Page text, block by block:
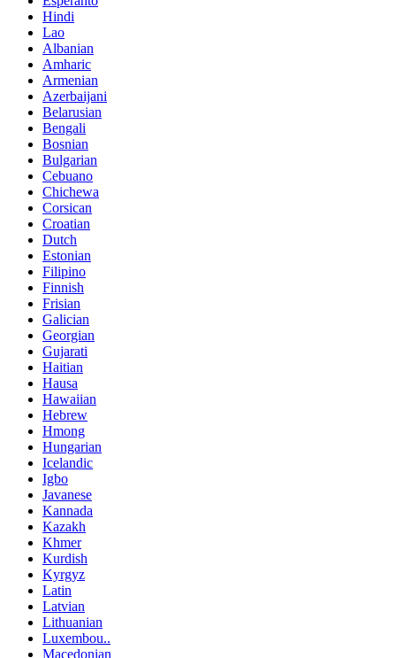
Hindi
Lao
Albanian
Amharic
Armenian
Azerbaijani
Belarusian
Bengali
Bosnian
Bulgarian
Cebuano
Chichewa
Corsican
Croatian
Dutch
Estonian
Filipino
Finnish
Frisian
Galician
Georgian
Gujarati
Haitian
Hausa
Hawaiian
Hebrew
Hmong
Hungarian
Icelandic
Igbo
Javanese
Kannada
Kazakh
Khmer
Kurdish
Kyrgyz
Latin
Latvian
Lithuanian
Luxembou..
Macedonian